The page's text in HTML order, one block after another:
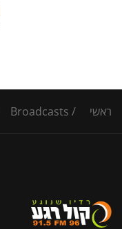
ראשי /
Broadcasts